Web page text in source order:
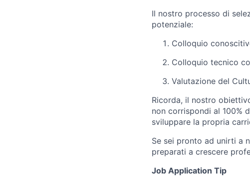
Il nostro processo di
potenziale:
Colloquio
Colloquio tecnico
Valutazione del
Ricorda, il nostro
non corrispondi al 100%
sviluppare la propria
Se sei pronto ad unirti a
preparati a crescere
Job Application Tip